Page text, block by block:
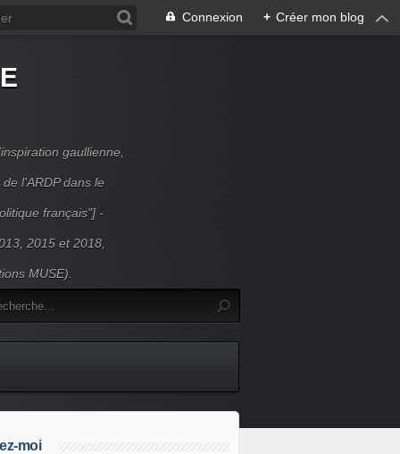
Connexion + Créer mon blog
gaullienne,
l'ARDP dans le
français"] -
2015 et 2018,
MUSE).
moi